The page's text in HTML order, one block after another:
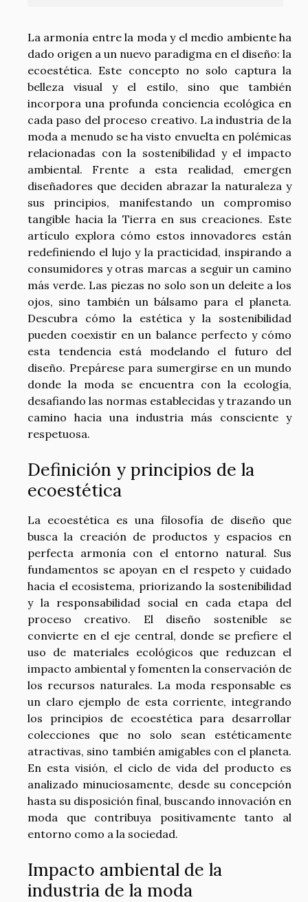
La armonía entre la moda y el medio ambiente ha
dado origen a un nuevo paradigma en el diseño: la
ecoestética. Este concepto no solo captura la
belleza visual y el estilo, sino que también
incorpora una profunda conciencia ecológica en
cada paso del proceso creativo. La industria de la
moda a menudo se ha visto envuelta en polémicas
relacionadas con la sostenibilidad y el impacto
ambiental. Frente a esta realidad, emergen
diseñadores que deciden abrazar la naturaleza y
sus principios, manifestando un compromiso
tangible hacia la Tierra en sus creaciones. Este
artículo explora cómo estos innovadores están
redefiniendo el lujo y la practicidad, inspirando a
consumidores y otras marcas a seguir un camino
más verde. Las piezas no solo son un deleite a los
ojos, sino también un bálsamo para el planeta.
Descubra cómo la estética y la sostenibilidad
pueden coexistir en un balance perfecto y cómo
esta tendencia está modelando el futuro del
diseño. Prepárese para sumergirse en un mundo
donde la moda se encuentra con la ecología,
desafiando las normas establecidas y trazando un
camino hacia una industria más consciente y
respetuosa.
Definición y principios de la
ecoestética
La ecoestética es una filosofía de diseño que
busca la creación de productos y espacios en
perfecta armonía con el entorno natural. Sus
fundamentos se apoyan en el respeto y cuidado
hacia el ecosistema, priorizando la sostenibilidad
y la responsabilidad social en cada etapa del
proceso creativo. El diseño sostenible se
convierte en el eje central, donde se prefiere el
uso de materiales ecológicos que reduzcan el
impacto ambiental y fomenten la conservación de
los recursos naturales. La moda responsable es
un claro ejemplo de esta corriente, integrando
los principios de ecoestética para desarrollar
colecciones que no solo sean estéticamente
atractivas, sino también amigables con el planeta.
En esta visión, el ciclo de vida del producto es
analizado minuciosamente, desde su concepción
hasta su disposición final, buscando innovación en
moda que contribuya positivamente tanto al
entorno como a la sociedad.
Impacto ambiental de la
industria de la moda